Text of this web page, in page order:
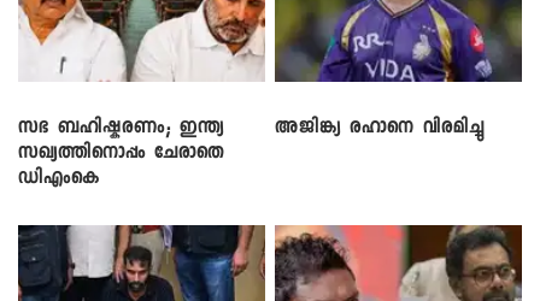
സഭ ബഹിഷ്കരണം; ഇന്ത്യ
സഖ്യത്തിനൊപ്പം ചേരാതെ
ഡിഎംകെ
അജിങ്ക്യ രഹാനെ വിരമിച്ചു